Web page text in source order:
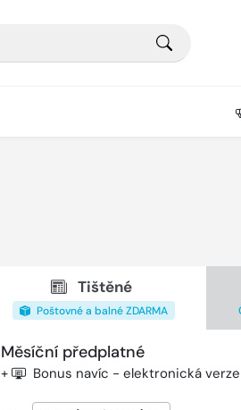
Tištěné
Poštovné a balné ZDARMA
Měsíční předplatné
+ Bonus navíc - elektronická